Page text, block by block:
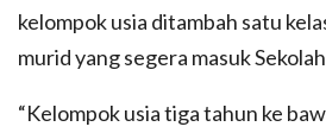
kelompok usia ditambah satu
murid yang segera masuk
“Kelompok usia tiga tahun ke